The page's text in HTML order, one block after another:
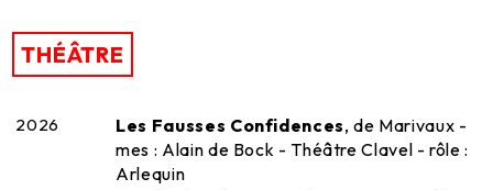
THÉÂTRE
2026 Les Fausses Confidences, de Marivaux -
mes : Alain de Bock - Théâtre Clavel - rôle :
Arlequin